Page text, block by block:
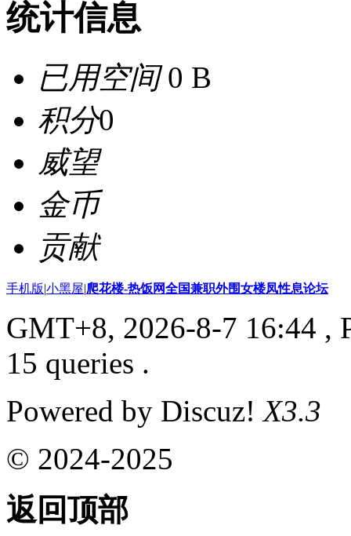
统计信息
已用空间0 B
积分0
威望
金币
贡献
手机版|小黑屋|爬花楼-热饭网全国兼职外围女楼凤性息论坛
GMT+8, 2026-8-7 16:44 ,
15 queries .
Powered by Discuz!X3.3
© 2024-2025
返回顶部